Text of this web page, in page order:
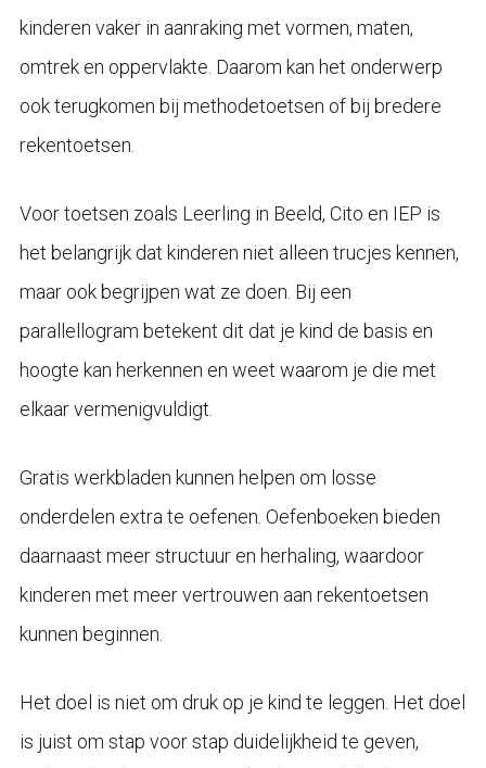
kinderen vaker in aanraking met vormen, maten,
omtrek en oppervlakte. Daarom kan het onderwerp
ook terugkomen bij methodetoetsen of bij bredere
rekentoetsen.
Voor toetsen zoals Leerling in Beeld, Cito en IEP is
het belangrijk dat kinderen niet alleen trucjes kennen,
maar ook begrijpen wat ze doen. Bij een
parallellogram betekent dit dat je kind de basis en
hoogte kan herkennen en weet waarom je die met
elkaar vermenigvuldigt.
Gratis werkbladen kunnen helpen om losse
onderdelen extra te oefenen. Oefenboeken bieden
daarnaast meer structuur en herhaling, waardoor
kinderen met meer vertrouwen aan rekentoetsen
kunnen beginnen.
Het doel is niet om druk op je kind te leggen. Het doel
is juist om stap voor stap duidelijkheid te geven,